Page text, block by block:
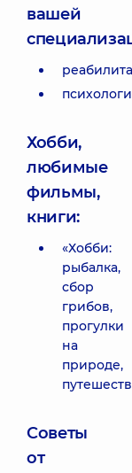
вашей
Хобби,
любимые
фильмы,
книги:
«Хобби:
рыбалка,
сбор
грибов,
прогулки
на
природе,
Советы
от